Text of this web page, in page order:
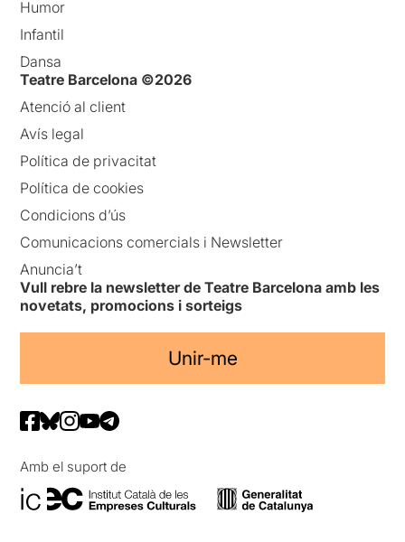
Humor
Infantil
Dansa
Teatre Barcelona ©2026
Atenció al client
Avís legal
Política de privacitat
Política de cookies
Condicions d’ús
Comunicacions comercials i Newsletter
Anuncia’t
Vull rebre la newsletter de Teatre Barcelona amb les
novetats, promocions i sorteigs
Unir-me
Amb el suport de